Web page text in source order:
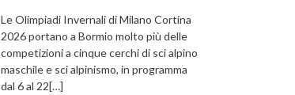
Le Olimpiadi Invernali di Milano Cortina
2026 portano a Bormio molto più delle
competizioni a cinque cerchi di sci alpino
maschile e sci alpinismo, in programma
dal 6 al 22[…]